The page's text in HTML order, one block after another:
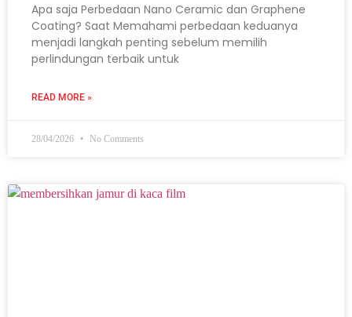
Apa saja Perbedaan Nano Ceramic dan Graphene
Coating? Saat Memahami perbedaan keduanya
menjadi langkah penting sebelum memilih
perlindungan terbaik untuk
READ MORE »
28/04/2026 No Comments